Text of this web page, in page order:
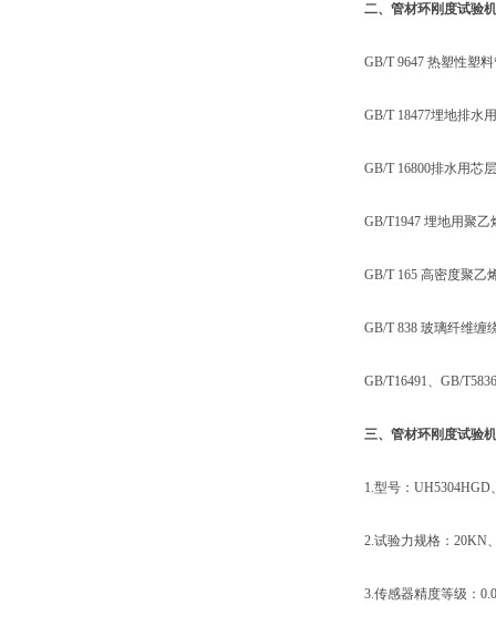
二、管材环刚度试验机
GB/T 9647 热塑性塑料
GB/T 18477埋地排水用
GB/T 16800排水用芯层
GB/T1947 埋地用聚乙
GB/T 165 高密度聚乙
GB/T 838 玻璃纤维缠
GB/T16491、GB/T5836
三、管材环刚度试验机
1.型号：UH5304HGD
2.试验力规格：20KN、
3.传感器精度等级：